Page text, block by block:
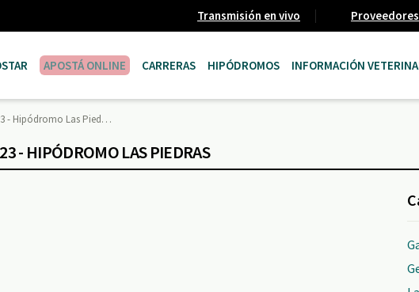
Transmisión en vivo Proveedores
APOSTÁ ONLINE CARRERAS HIPÓDROMOS INFORMACIÓN
- Hipódromo Las Pied…
- HIPÓDROMO LAS PIEDRAS